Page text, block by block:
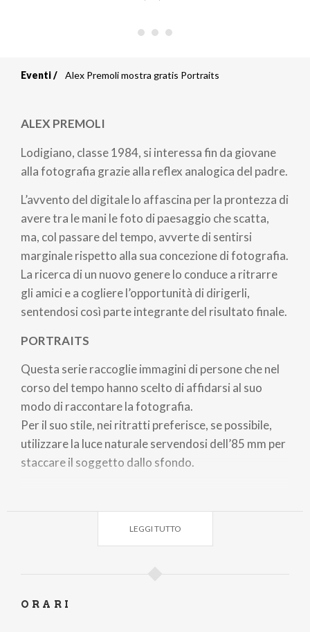
di
pane
Eventi Alex Premoli mostra gratis Portraits
ALEX PREMOLI
Lodigiano, classe 1984, si interessa fin da giovane
alla fotografia grazie alla reflex analogica del padre.
L’avvento del digitale lo affascina per la prontezza di
avere tra le mani le foto di paesaggio che scatta,
ma, col passare del tempo, avverte di sentirsi
marginale rispetto alla sua concezione di fotografia.
La ricerca di un nuovo genere lo conduce a ritrarre
gli amici e a cogliere l’opportunità di dirigerli,
sentendosi così parte integrante del risultato finale.
PORTRAITS
Questa serie raccoglie immagini di persone che nel
corso del tempo hanno scelto di affidarsi al suo
modo di raccontare la fotografia.
Per il suo stile, nei ritratti preferisce, se possibile,
utilizzare la luce naturale servendosi dell’85 mm per
staccare il soggetto dallo sfondo.
PH COVER: MELANIA CIALFILEGGI TUTTO
ORARI